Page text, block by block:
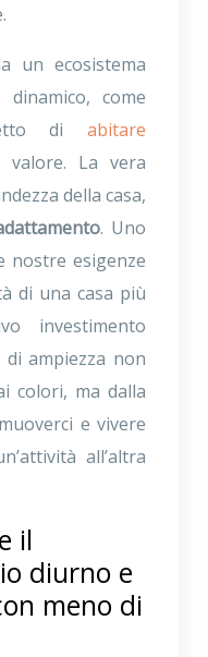
un ecosistema
come
di abitare
La vera
della casa,
. Uno
nostre esigenze
di una casa più
investimento
di ampiezza non
colori, ma dalla
e vivere
all’altra
il
diurno e
meno di